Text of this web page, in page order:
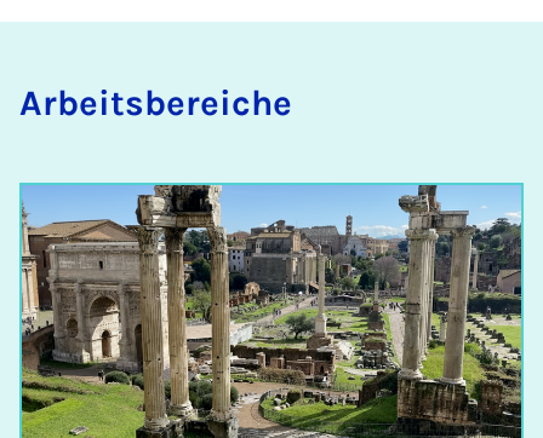
Ar­beits­be­rei­che